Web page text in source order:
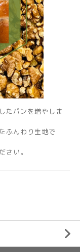
たパンを増やしま
ふんわり生地で
さい。